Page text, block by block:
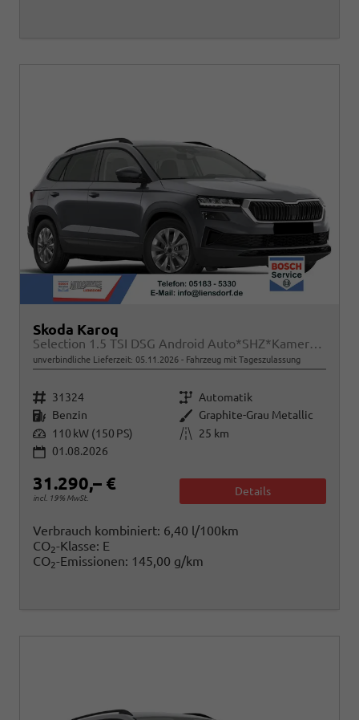
Skoda Karoq
Selection 1.5 TSI DSG Android Auto*SHZ*Kamera*Keyless*PDC v/h*Klimaauto*SUNSET*LED
unverbindliche Lieferzeit: 05.11.2026 Fahrzeug mit Tageszulassung
Fahrzeugnr. 31324 Getriebe Automatik
Kraftstoff Benzin Außenfarbe Graphite-Grau Metallic
Leistung 110 kW (150 PS) Kilometerstand
25 km
01.08.2026
31.290,– €
incl. 19% MwSt.
Details
Verbrauch kombiniert: 6,40 l/100km
CO2-Klasse: E
CO2-Emissionen: 145,00 g/km